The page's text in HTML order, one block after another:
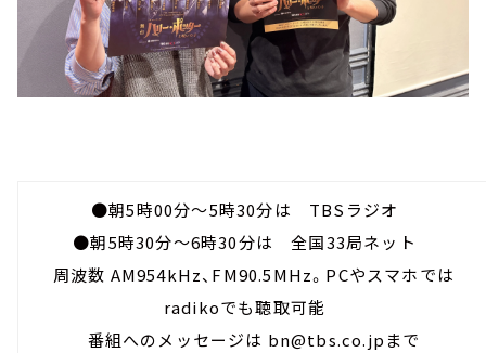
●朝5時00分～5時30分は TBSラジオ
●朝5時30分～6時30分は 全国33局ネット
周波数 AM954kHz、FM90.5MHz。PCやスマホでは
radikoでも聴取可能
番組へのメッセージは bn@tbs.co.jpまで